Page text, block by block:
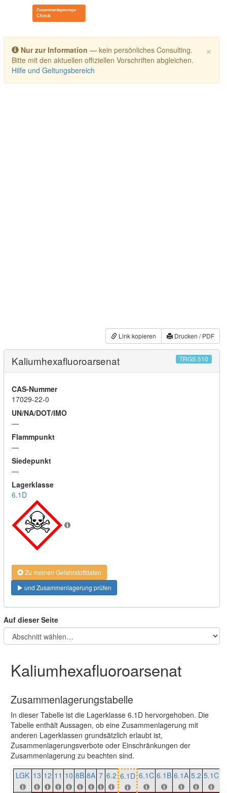
Toggle navigation
×
Nur zur Information — kein persönliches Consulting.
Bitte mit den aktuellen offiziellen Vorschriften abgleichen.
Hilfe und Geltungsbereich
Link kopieren Drucken / PDF
Kaliumhexafluoroarsenat TRGS 510
CAS-Nummer
17029-22-0
UN/NA/DOT/IMO
—
Flammpunkt
—
Siedepunkt
—
Lagerklasse
6.1D
Zu meinen Gefahrstoffdaten
und Zusammenlagerung prüfen
Auf dieser Seite
Kaliumhexafluoroarsenat
Zusammenlagerungstabelle
In dieser Tabelle ist die Lagerklasse 6.1D hervorgehoben. Die
Tabelle enthält Aussagen, ob eine Zusammenlagerung mit
anderen Lagerklassen grundsätzlich erlaubt ist,
Zusammenlagerungsverbote oder Einschränkungen der
Zusammenlagerung zu beachten sind.
LGK 13 12 11 10 8B 8A 7 6.2 6.1D 6.1C 6.1B 6.1A 5.2 5.1C